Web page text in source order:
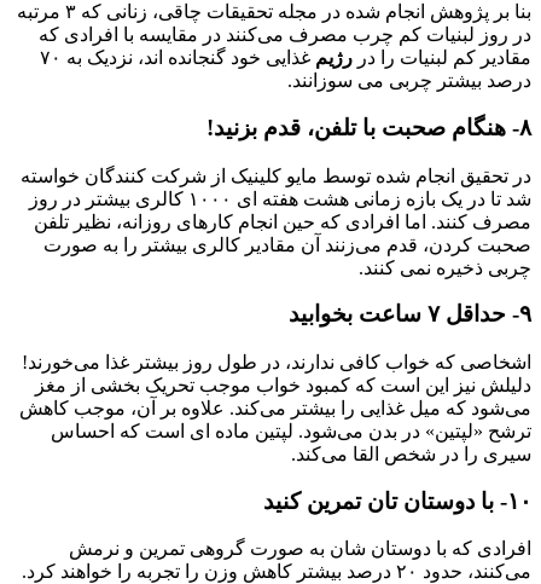
بنا بر پژوهش انجام شده در مجله تحقیقات چاقی، زنانی که ۳ مرتبه
در روز لبنیات کم چرب مصرف می‌کنند در مقایسه با افرادی که
مقادیر کم لبنیات را در رژیم
غذایی خود گنجانده ‌اند، نزدیک به ۷۰
درصد بیشتر چربی می‌ سوزانند.
۸- هنگام صحبت با تلفن، قدم بزنید!
در تحقیق انجام شده توسط مایو کلینیک از شرکت کنندگان خواسته
شد تا در یک بازه زمانی هشت هفته ‌ای ۱۰۰۰ کالری بیشتر در روز
مصرف کنند. اما افرادی که حین انجام کارهای روزانه، نظیر تلفن
صحبت کردن، قدم می‌زنند آن مقادیر کالری بیشتر را به صورت
چربی ذخیره نمی ‌کنند.
۹- حداقل ۷ ساعت بخوابید
اشخاصی که خواب کافی ندارند، در طول روز بیشتر غذا می‌خورند!
دلیلش نیز این است که کمبود خواب موجب تحریک بخشی از مغز
می‌شود که میل غذایی را بیشتر می‌کند. علاوه بر آن، موجب کاهش
ترشح «لپتین» در بدن می‌شود. لپتین ماده ‌ای است که احساس
سیری را در شخص القا می‌کند.
۱۰- با دوستان تان تمرین کنید
افرادی که با دوستان شان به صورت گروهی تمرین و نرمش
می‌کنند، حدود ۲۰ درصد بیشتر کاهش وزن را تجربه را خواهند کرد.